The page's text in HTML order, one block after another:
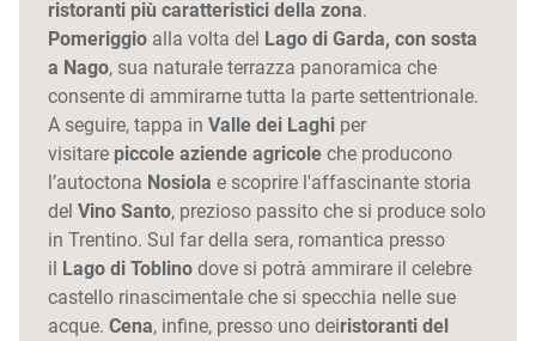
ristoranti più caratteristici della zona.
Pomeriggio alla volta del Lago di Garda, con sosta
a Nago, sua naturale terrazza panoramica che
consente di ammirarne tutta la parte settentrionale.
A seguire, tappa in Valle dei Laghi per
visitare piccole aziende agricole che producono
l’autoctona Nosiola e scoprire l'affascinante storia
del Vino Santo, prezioso passito che si produce solo
in Trentino. Sul far della sera, romantica presso
il Lago di Toblino dove si potrà ammirare il celebre
castello rinascimentale che si specchia nelle sue
acque. Cena, infine, presso uno deiristoranti del